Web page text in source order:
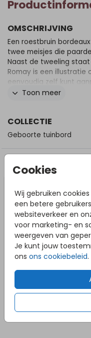
Cookies
Wij gebruiken
een betere
websiteverkeer en
voor marketing- en
weergeven van
Je kunt jouw
ons ons cookiebeleid.
OMSCHRIJVING
Een roestbruin
twee meisjes die
Naast de tweeling staat
Romay is een illustratie
eenvoudig zelf kunt
bijvoorbeeld je
kraamcadeau! Er wordt
De gaten voor de
bord i.v.m. teveel
achter het bord over
zetten en verdeel de
breedte/lengte van
adviseren we om het
schade te voorkomen.
Toon meer
COLLECTIE
Geboorte tuinbord
DIT VIND JE